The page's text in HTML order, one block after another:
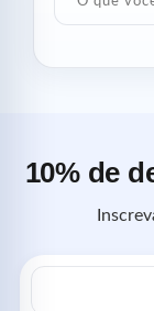
10% de